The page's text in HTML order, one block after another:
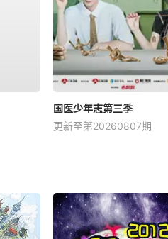
国医少年志第三季
更新至第20260807期